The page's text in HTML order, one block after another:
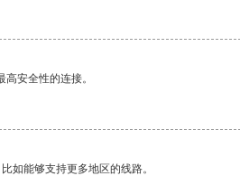
安全性的连接。
如能够支持更多地区的线路。